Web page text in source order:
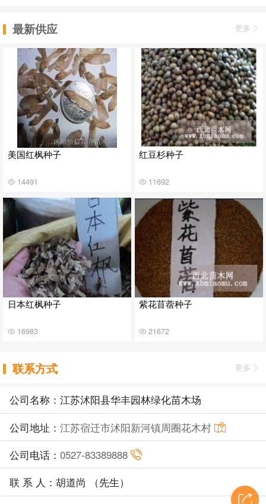
最新供应 更多
美国红枫种子
14491
红豆杉种子
11692
日本红枫种子
16983
紫花苜蓿种子
21672
联系方式 更多
公司名称：江苏沭阳县华丰园林绿化苗木场
公司地址： 江苏宿迁市沭阳新河镇周圈花木村
公司电话： 0527-83389888
联 系 人：胡道尚 （先生）